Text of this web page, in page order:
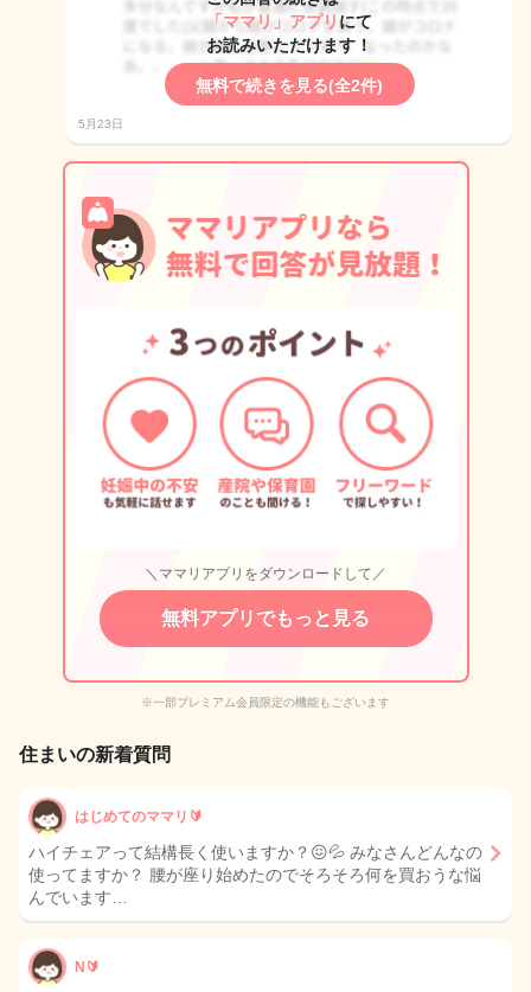
「ママリ」アプリ にて
お読みいただけます！
無料で続きを見る(全2件)
5月23日
＼ママリアプリをダウンロードして／
無料アプリでもっと見る
※一部プレミアム会員限定の機能もございます
住まいの新着質問
はじめてのママリ🔰
ハイチェアって結構長く使いますか？😖💦 みなさんどんなの
使ってますか？ 腰が座り始めたのでそろそろ何を買おうな悩
んでいます…
N🔰